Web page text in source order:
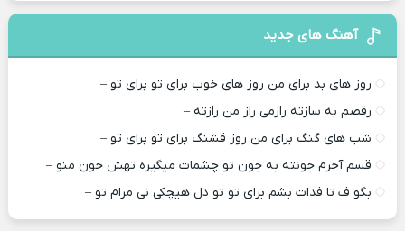
آهنگ های جدید
روز های بد برای من روز های خوب برای تو برای تو –
رقصم به سازته رازمی راز من رازته –
شب های گنگ برای من روز قشنگ برای تو برای تو –
قسم آخرم جونته به جون تو چشمات میگیره تهش جون منو –
بگو ف تا فدات بشم برای تو تو دل هیچکی نی مرام تو –